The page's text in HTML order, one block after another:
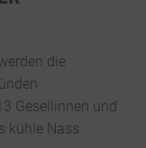
die
Gesellinnen und
kühle Nass